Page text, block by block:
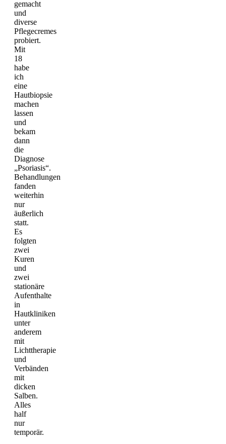
gemacht
und
diverse
Pflegecremes
probiert.
Mit
18
habe
ich
eine
Hautbiopsie
machen
lassen
und
bekam
dann
die
Diagnose
„Psoriasis“.
Behandlungen
fanden
weiterhin
nur
äußerlich
statt.
Es
folgten
zwei
Kuren
und
zwei
stationäre
Aufenthalte
in
Hautkliniken
unter
anderem
mit
Lichttherapie
und
Verbänden
mit
dicken
Salben.
Alles
half
nur
temporär.